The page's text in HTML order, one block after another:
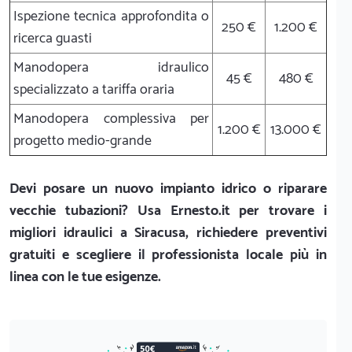
Ispezione tecnica approfondita o
ricerca guasti
250 €
1.200 €
Manodopera idraulico
specializzato a tariffa oraria
45 €
480 €
Manodopera complessiva per
progetto medio-grande
1.200 € 13.000 €
Devi posare un nuovo impianto idrico o riparare
vecchie tubazioni? Usa Ernesto.it per trovare i
migliori idraulici a Siracusa, richiedere preventivi
gratuiti e scegliere il professionista locale più in
linea con le tue esigenze.